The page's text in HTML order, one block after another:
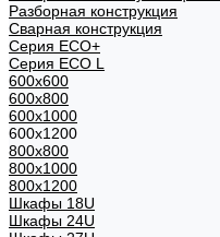
Разборная конструкция
Сварная конструкция
Серия ECO+
Серия ECO L
600x600
600x800
600х1000
600х1200
800x800
800х1000
800х1200
Шкафы 18U
Шкафы 24U